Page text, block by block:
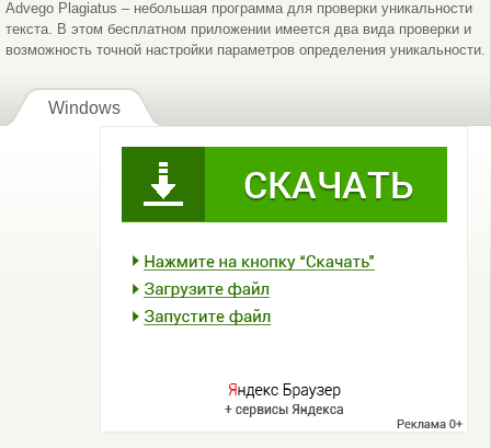
Advego Plagiatus – небольшая программа для проверки уникальности
текста. В этом бесплатном приложении имеется два вида проверки и
возможность точной настройки параметров определения уникальности.
Windows